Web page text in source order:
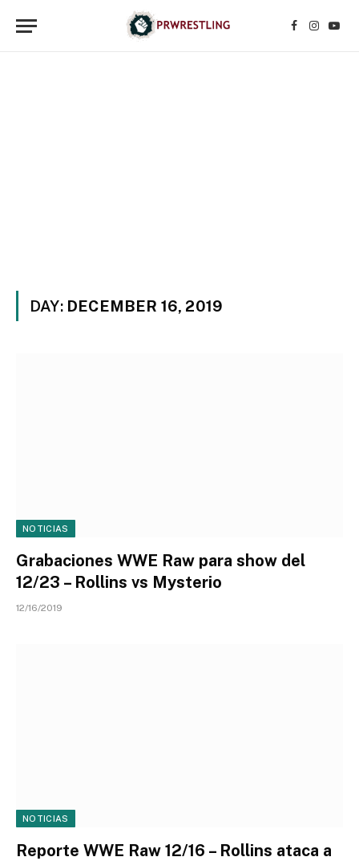
Facebook
DAY: DECEMBER 16, 2019
NOTICIAS
Grabaciones WWE Raw para show del
12/23 – Rollins vs Mysterio
12/16/2019
NOTICIAS
Reporte WWE Raw 12/16 – Rollins ataca a